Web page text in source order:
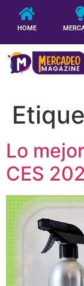
HOME
Lo
CES